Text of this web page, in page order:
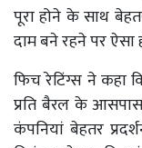
पूरा होने के साथ
दाम बने रहने पर ऐसा
फिच रेटिंग्स ने कहा
प्रति बैरल के
कंपनियां बेहतर